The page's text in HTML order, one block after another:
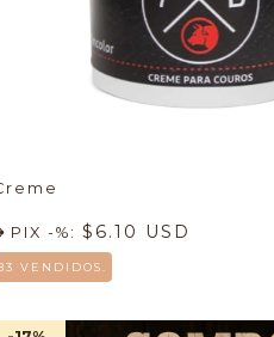
PIX -%: $6.10 USD
VENDIDOS.